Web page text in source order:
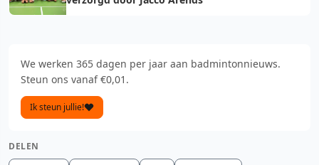
We werken 365 dagen per jaar aan badmintonnieuws.
Steun ons vanaf €0,01.
Ik steun jullie!
DELEN